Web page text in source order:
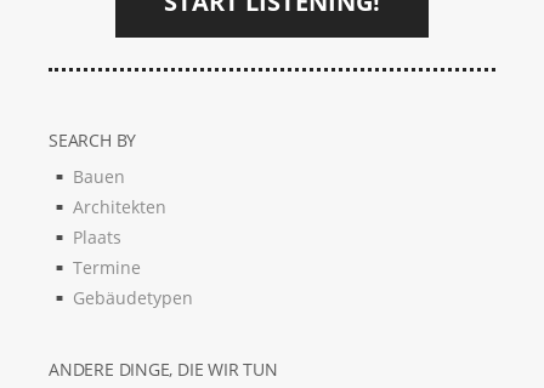
SEARCH BY
Bauen
Architekten
Plaats
Termine
Gebäudetypen
ANDERE DINGE, DIE WIR TUN